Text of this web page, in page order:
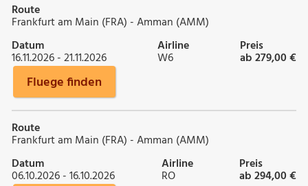
Route
Frankfurt am Main (FRA) - Amman (AMM)
Datum
16.11.2026 - 21.11.2026
Airline
W6
Preis
ab 279,00 €
Fluege finden
Route
Frankfurt am Main (FRA) - Amman (AMM)
Datum
06.10.2026 - 16.10.2026
Airline
RO
Preis
ab 294,00 €